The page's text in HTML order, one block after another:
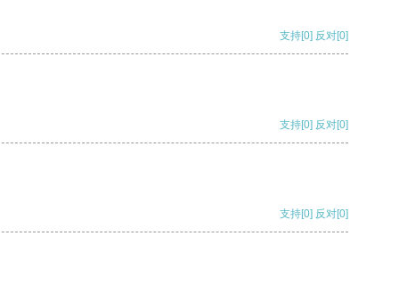
支持[0] 反对[0]
支持[0] 反对[0]
支持[0] 反对[0]